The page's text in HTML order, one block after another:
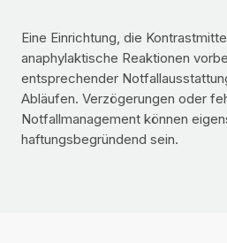
Eine Einrichtung, die
anaphylaktische Reaktionen
entsprechender
Abläufen. Verzögerungen oder
Notfallmanagement können
haftungsbegründend sein.